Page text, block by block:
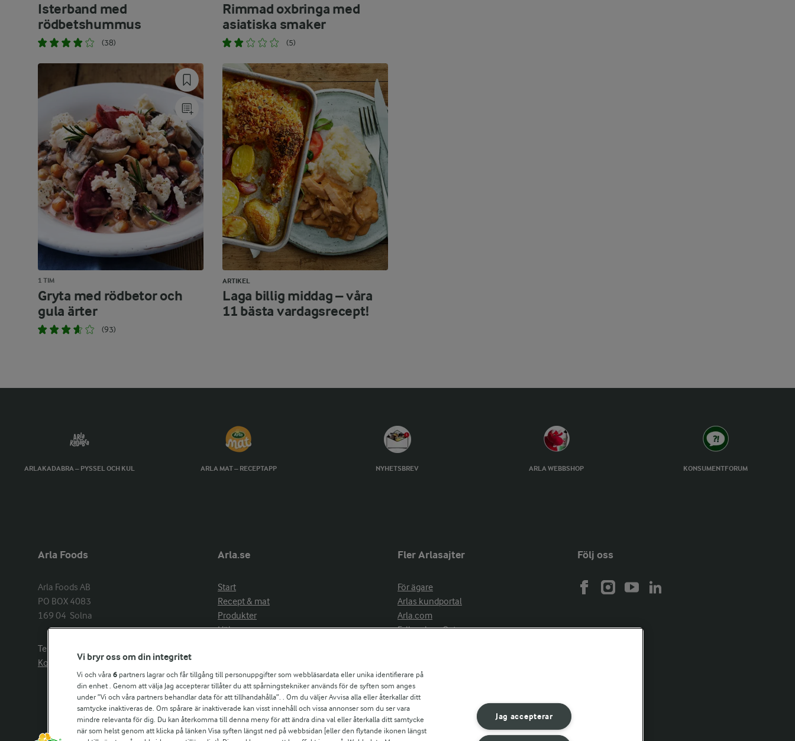
Isterband med
rödbetshummus
(38)
Rimmad oxbringa med
asiatiska smaker
(5)
1 TIM
Gryta med rödbetor och
gula ärter
(93)
ARTIKEL
Laga billig middag – våra
11 bästa vardagsrecept!
ARLAKADABRA – PYSSEL OCH KUL ARLA MAT – RECEPTAPP NYHETSBREV ARLA WEBBSHOP KONSUMENTFORUM
Arla Foods
Arla Foods AB
PO BOX 4083
169 04  Solna
Telefon:
Kontakta oss
Arla.se
Start
Recept & mat
Produkter
Hälsa
Aktuellt
Om Arla
Nyheter & press
Jobb & karriär
Kontakta oss
Fler Arlasajter
För ägare
Arlas kundportal
Arla.com
Falbygdens Ost
Följ oss
Vi bryr oss om din integritet
Vi och våra 6 partners lagrar och får tillgång till personuppgifter som webbläsardata eller unika identifierare på
din enhet . Genom att välja Jag accepterar tillåter du att spårningstekniker används för de syften som anges
under ”Vi och våra partners behandlar data för att tillhandahålla”. . Om du väljer Avvisa alla eller återkallar ditt
samtycke inaktiveras de. Om spårare är inaktiverade kan visst innehåll och vissa annonser som du ser vara
mindre relevanta för dig. Du kan återkomma till denna meny för att ändra dina val eller återkalla ditt samtycke
när som helst genom att klicka på länken Visa syften längst ned på webbsidan [eller den flytande ikonen längst
Jag accepterar